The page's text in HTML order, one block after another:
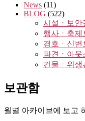
News (11)
BLOG (522)
시설ㆍ보안
행사ㆍ축제
경호ㆍ신변
파견ㆍ아웃
건물ㆍ위생
보관함
월별 아카이브에 보고